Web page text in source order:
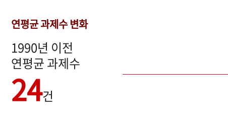
연평균 과제수 변화
1990년 이전
연평균 과제수
24건